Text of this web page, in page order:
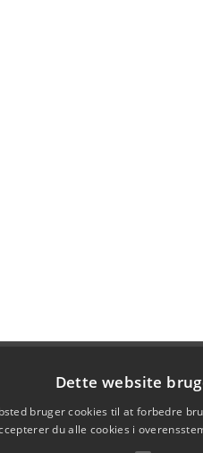
Dette website
bruger cookies til at forbedre
du alle cookies i